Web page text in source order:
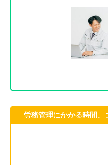
労務管理にかかる時間、